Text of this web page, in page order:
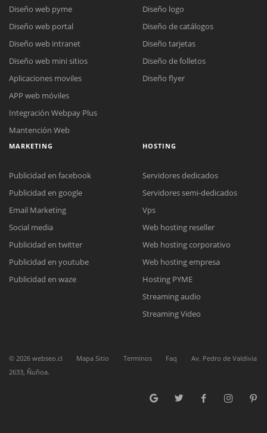
Reunión online
Nuestros ejecutivos le enviarán un correo electrónico con el enlace a
Cotización
Complete el formulario y nos contactaremos a la brevedad.
Chat Online
Todos nuestros ejecutivos están fuera de línea. Complete el formulario
para enviarnos un correo electrónico con sus datos personales.
Diseño web pyme
Diseño web portal
Diseño web intranet
Diseño web mini sitios
Aplicaciones moviles
APP web móviles
Integración Webpay Plus
Mantención Web
Diseño logo
Diseño de catálogos
Diseño tarjetas
Diseño de folletos
Diseño flyer
MARKETING
Publicidad en facebook
Publicidad en google
Email Marketing
Social media
Publicidad en twitter
Publicidad en youtube
Publicidad en waze
HOSTING
Servidores dedicados
Servidores semi-dedicados
Vps
Web hosting reseller
Web hosting corporativo
Web hosting empresa
Hosting PYME
Streaming audio
Streaming Video
© 2026 webseo.cl Mapa Sitio Terminos Faq
Av. Pedro de Valdivia
2633, Ñuñoa.